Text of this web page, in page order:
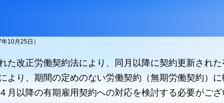
10月25日）
た改正労働契約法により、同月以降に契約更新され
より、期間の定めのない労働契約（無期労働契約）
月以降の有期雇用契約への対応を検討する必要がござ